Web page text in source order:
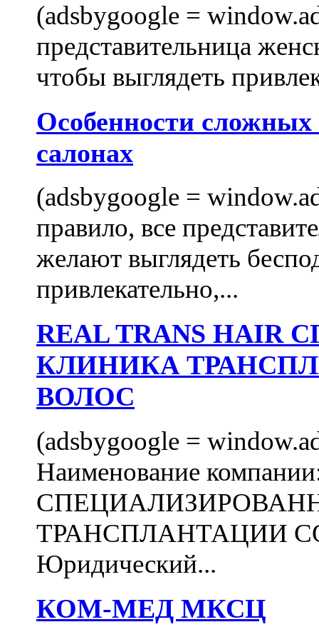
(adsbygoogle =
представительница
чтобы выглядеть
Особенности
салонах
(adsbygoogle =
правило, все
желают выглядеть
привлекательно,...
REAL TRANS
КЛИНИКА
ВОЛОС
(adsbygoogle =
Наименование
ТРАНСПЛАНТАЦИИ
Юридический...
КОМ-МЕД МКСЦ